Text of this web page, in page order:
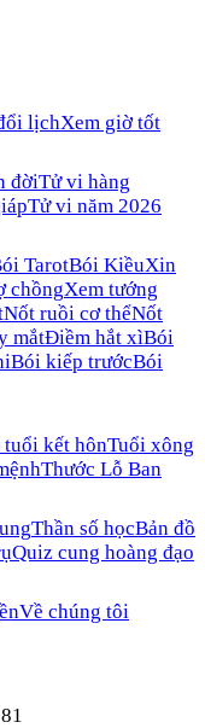
lịchXem giờ tốt
đờiTử vi hàng
Tử vi năm 2026
TarotBói KiềuXin
chồngXem tướng
Nốt ruồi cơ thểNốt
mắtĐiềm hắt xìBói
Bói kiếp trướcBói
tuổi kết hônTuổi xông
Thước Lỗ Ban
Thần số họcBản đồ
Quiz cung hoàng đạo
Về chúng tôi
81